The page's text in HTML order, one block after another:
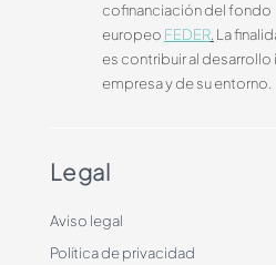
cofinanciación del fondo
europeo FEDER. La
es contribuir al desarrollo
empresa y de su entorno.
Legal
Aviso legal
Política de privacidad